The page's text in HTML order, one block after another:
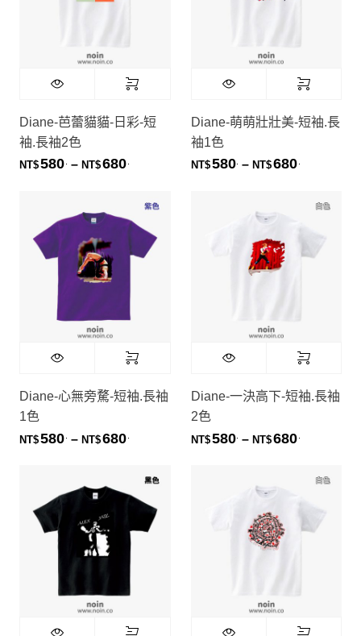
Diane-芭蕾貓貓-日彩-短
袖.長袖2色
NT$580 – NT$680價格範圍：NT$580. 到 NT$680.
Diane-萌萌壯壯美-短袖.長
袖1色
NT$580 – NT$680
Diane-心無旁騖-短袖.長袖
1色
NT$580 – NT$680價格範圍：NT$580. 到 NT$680.
Diane-一決高下-短袖.長袖
2色
NT$580 – NT$680